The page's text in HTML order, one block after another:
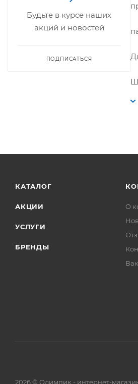
Будьте в курсе наших
акций и новостей
ПОДПИСАТЬСЯ
КАТАЛОГ
АКЦИИ
УСЛУГИ
БРЕНДЫ
О
2026 © Олимпик - интернет-